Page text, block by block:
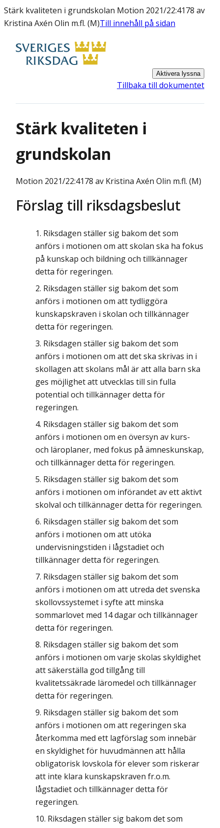
Stärk kvaliteten i grundskolan Motion 2021/22:4178 av
Kristina Axén Olin m.fl. (M)Till innehåll på sidan
Aktivera lyssna
Tillbaka till dokumentet
Stärk kvaliteten i
grundskolan
Motion 2021/22:4178 av Kristina Axén Olin m.fl. (M)
Förslag till riksdagsbeslut
Riksdagen ställer sig bakom det som
anförs i motionen om att skolan ska ha fokus
på kunskap och bildning och tillkännager
detta för regeringen.
Riksdagen ställer sig bakom det som
anförs i motionen om att tydliggöra
kunskapskraven i skolan och tillkännager
detta för regeringen.
Riksdagen ställer sig bakom det som
anförs i motionen om att det ska skrivas in i
skollagen att skolans mål är att alla barn ska
ges möjlighet att utvecklas till sin fulla
potential och tillkännager detta för
regeringen.
Riksdagen ställer sig bakom det som
anförs i motionen om en översyn av kurs-
och läroplaner, med fokus på ämneskunskap,
och tillkännager detta för regeringen.
Riksdagen ställer sig bakom det som
anförs i motionen om införandet av ett aktivt
skolval och tillkännager detta för regeringen.
Riksdagen ställer sig bakom det som
anförs i motionen om att utöka
undervisningstiden i lågstadiet och
tillkännager detta för regeringen.
Riksdagen ställer sig bakom det som
anförs i motionen om att utreda det svenska
skollovssystemet i syfte att minska
sommarlovet med 14 dagar och tillkännager
detta för regeringen.
Riksdagen ställer sig bakom det som
anförs i motionen om varje skolas skyldighet
att säkerställa god tillgång till
kvalitetssäkrade läromedel och tillkännager
detta för regeringen.
Riksdagen ställer sig bakom det som
anförs i motionen om att regeringen ska
återkomma med ett lagförslag som innebär
en skyldighet för huvudmännen att hålla
obligatorisk lovskola för elever som riskerar
att inte klara kunskapskraven fr.o.m.
lågstadiet och tillkännager detta för
regeringen.
Riksdagen ställer sig bakom det som